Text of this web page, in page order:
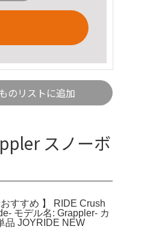
のリストに追加
スノーボ
すすめ 】 RIDE Crush
モデル名: Grappler- カ
品 JOYRIDE NEW